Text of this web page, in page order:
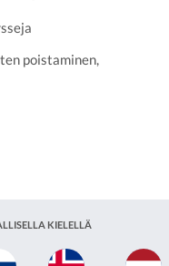
poistaminen,
KIELELLÄ